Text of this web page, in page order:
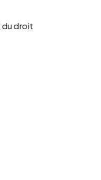
du droit